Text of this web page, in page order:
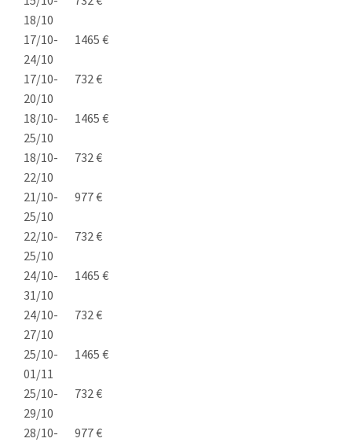
18/10
17/10-
24/10
1465 €
17/10-
20/10
732 €
18/10-
25/10
1465 €
18/10-
22/10
732 €
21/10-
25/10
977 €
22/10-
25/10
732 €
24/10-
31/10
1465 €
24/10-
27/10
732 €
25/10-
01/11
1465 €
25/10-
29/10
732 €
28/10-
977 €